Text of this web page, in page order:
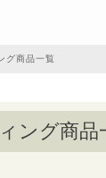
グ商品一覧
ング商品
検索